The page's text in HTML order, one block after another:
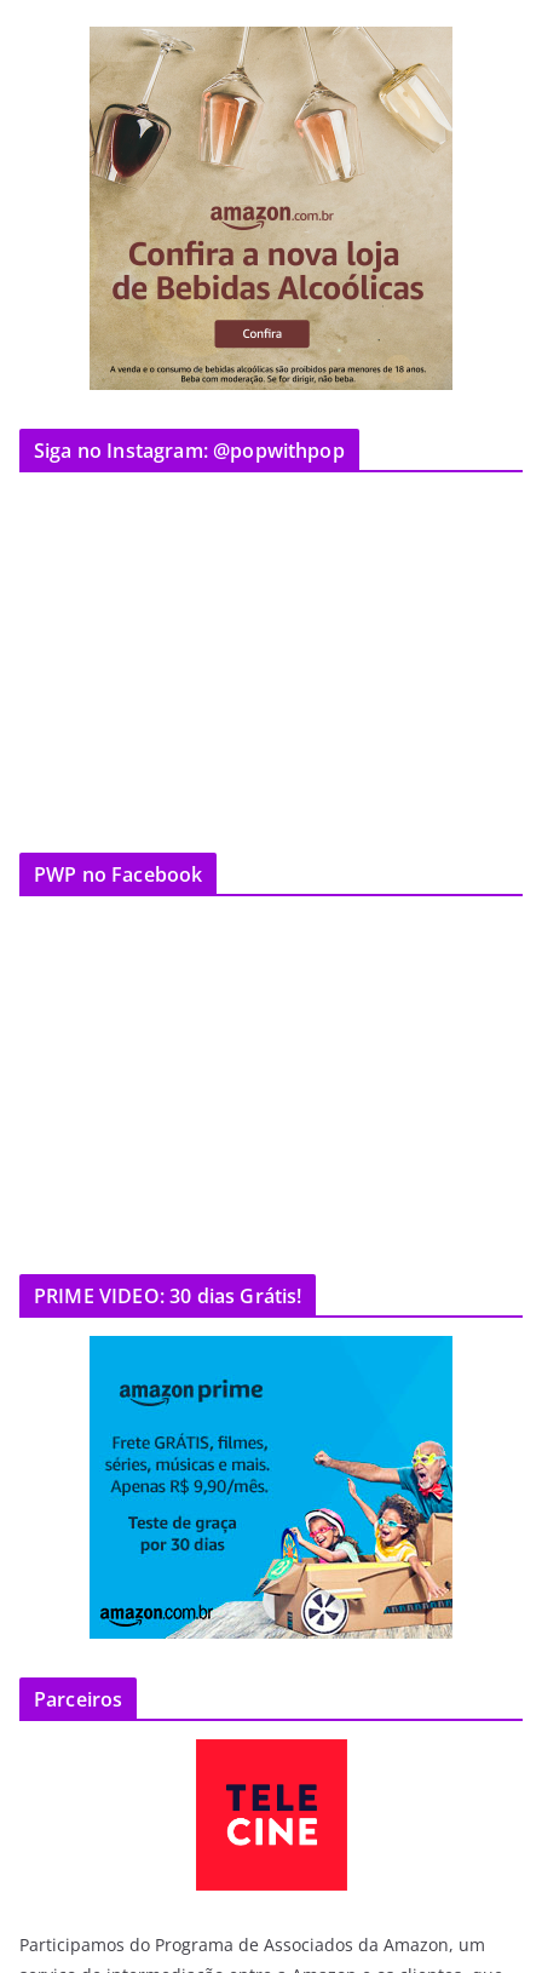
Siga no Instagram: @popwithpop
PWP no Facebook
PRIME VIDEO: 30 dias Grátis!
Parceiros
Participamos do Programa de Associados da Amazon, um